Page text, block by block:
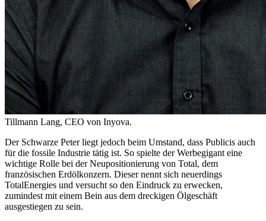
Tillmann Lang, CEO von Inyova.
Der Schwarze Peter liegt jedoch beim Umstand, dass Publicis auch
für die fossile Industrie tätig ist. So spielte der Werbegigant eine
wichtige Rolle bei der Neupositionierung von Total, dem
französischen Erdölkonzern. Dieser nennt sich neuerdings
TotalEnergies und versucht so den Eindruck zu erwecken,
zumindest mit einem Bein aus dem dreckigen Ölgeschäft
ausgestiegen zu sein.